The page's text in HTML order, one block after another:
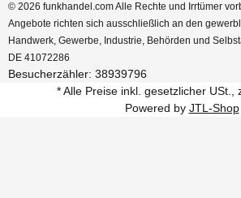
© 2026 funkhandel.com Alle Rechte und Irrtümer
Angebote richten sich ausschließlich an den
Handwerk, Gewerbe, Industrie, Behörden und
DE 41072286
Besucherzähler: 38939796
* Alle Preise inkl. gesetzlicher USt.,
Powered by JTL-Shop